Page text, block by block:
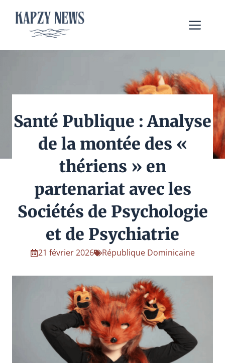
contenu
Santé Publique : Analyse
de la montée des «
thériens » en
partenariat avec les
Sociétés de Psychologie
et de Psychiatrie
21 février 2026 République Dominicaine